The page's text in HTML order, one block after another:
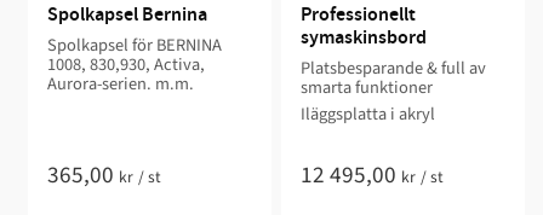
Spolkapsel Bernina
Spolkapsel för BERNINA
1008, 830,930, Activa,
Aurora-serien. m.m.
365,00 kr /st
Professionellt
symaskinsbord
Platsbesparande & full av
smarta funktioner
Iläggsplatta i akryl
12 495,00 kr /st